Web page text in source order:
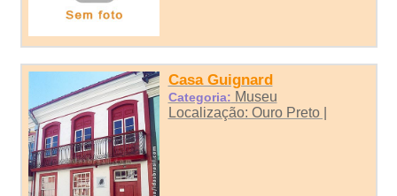
Casa Guignard
Categoria: Museu
Localização: Ouro Preto |